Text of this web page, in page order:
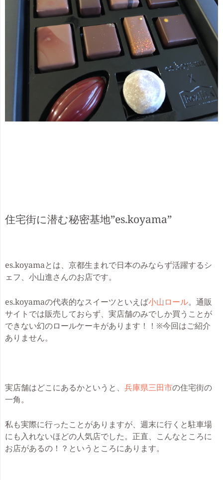
住宅街に潜む秘密基地”es.koyama”
es.koyamaとは、京都生まれで日本のみならず活躍するシ
ェフ、小山進さんのお店です。
es.koyamaの代表的なスイーツといえば小山ロール。通販
サイトでは販売しておらず、実店舗のみでしか買うことが
できない幻のロールケーキがあります！！ ※今回はご紹介
ありません。
実店舗はどこにあるかというと、 兵庫県三田市の住宅街の
一角。
私も実際に行ったことがありますが、週末に行くと駐車場
にも入れないほどの人気店でした。正直、こんなところに
お店があるの！？というところにあります。